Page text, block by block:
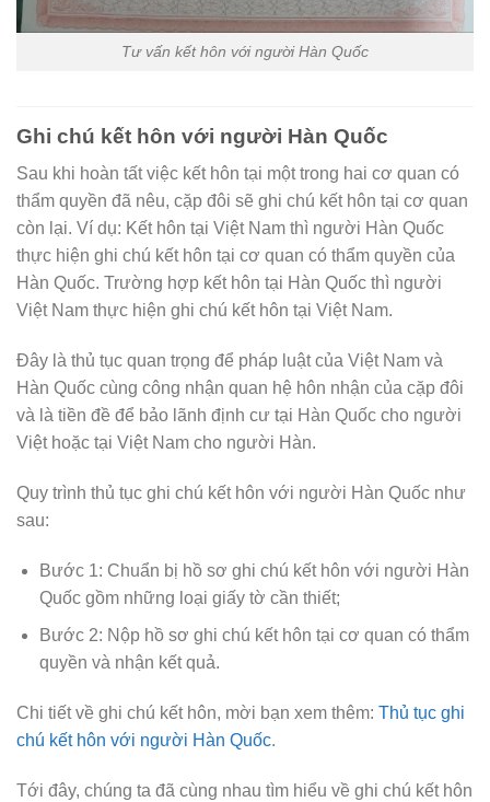
Tư vấn kết hôn với người Hàn Quốc
Ghi chú kết hôn với người Hàn Quốc
Sau khi hoàn tất việc kết hôn tại một trong hai cơ quan có
thẩm quyền đã nêu, cặp đôi sẽ ghi chú kết hôn tại cơ quan
còn lại. Ví dụ: Kết hôn tại Việt Nam thì người Hàn Quốc
thực hiện ghi chú kết hôn tại cơ quan có thẩm quyền của
Hàn Quốc. Trường hợp kết hôn tại Hàn Quốc thì người
Việt Nam thực hiện ghi chú kết hôn tại Việt Nam.
Đây là thủ tục quan trọng để pháp luật của Việt Nam và
Hàn Quốc cùng công nhận quan hệ hôn nhận của cặp đôi
và là tiền đề để bảo lãnh định cư tại Hàn Quốc cho người
Việt hoặc tại Việt Nam cho người Hàn.
Quy trình thủ tục ghi chú kết hôn với người Hàn Quốc như
sau:
Bước 1: Chuẩn bị hồ sơ ghi chú kết hôn với người Hàn
Quốc gồm những loại giấy tờ cần thiết;
Bước 2: Nộp hồ sơ ghi chú kết hôn tại cơ quan có thẩm
quyền và nhận kết quả.
Chi tiết về ghi chú kết hôn, mời bạn xem thêm: Thủ tục ghi
chú kết hôn với người Hàn Quốc.
Tới đây, chúng ta đã cùng nhau tìm hiểu về ghi chú kết hôn